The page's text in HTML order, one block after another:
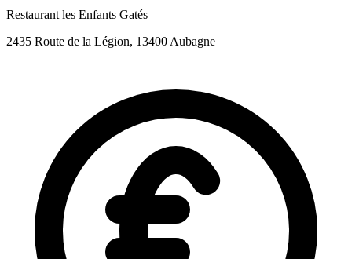
Restaurant les Enfants Gatés
2435 Route de la Légion, 13400 Aubagne